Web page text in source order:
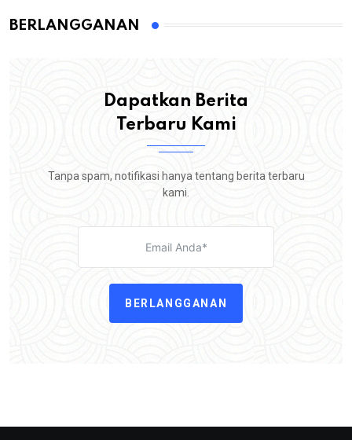
BERLANGGANAN
Dapatkan Berita
Terbaru Kami
Tanpa spam, notifikasi hanya tentang berita terbaru
kami.
BERLANGGANAN